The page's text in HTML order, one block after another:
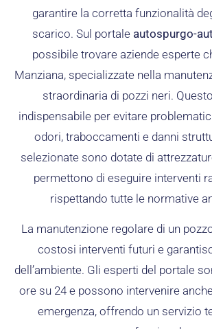
garantire la corretta funzionalità
scarico. Sul portale autospurgo-
possibile trovare aziende esperte
Manziana, specializzate nella
straordinaria di pozzi neri.
indispensabile per evitare
odori, traboccamenti e danni
selezionate sono dotate di
permettono di eseguire interventi
rispettando tutte le normative
La manutenzione regolare di un
costosi interventi futuri e
dell’ambiente. Gli esperti del portale
ore su 24 e possono intervenire
emergenza, offrendo un servizio